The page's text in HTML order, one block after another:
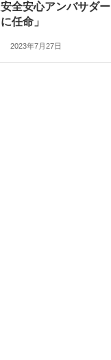
安全安心アンバサダー
に任命」
2023年7月27日